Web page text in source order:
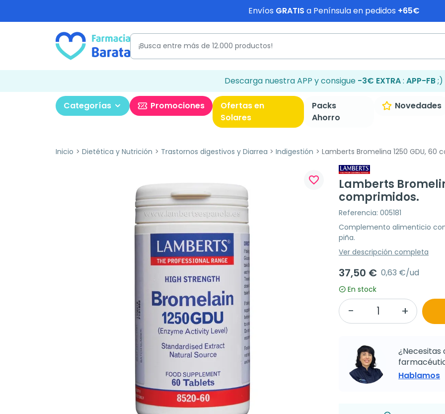
Envíos GRATIS a Península en pedidos +65€
Descarga nuestra APP y consigue -3€ EXTRA: APP-FB;)
Categorías Promociones
Ofertas en
Solares
Packs
Ahorro
Novedades
Inicio Dietética y Nutrición Trastornos digestivos y Diarrea Indigestión Lamberts Bromelina 1250 GDU, 60
favorite_border
Lamberts
comprimidos.
Referencia: 005181
Complemento alimenticio
piña.
Ver descripción completa
37,50 € 0,63 €/ud
En stock
¿Necesitas
Hablamos